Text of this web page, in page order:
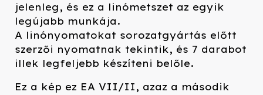
jelenleg, és ez a linómetszet az egyik
legújabb munkája.
A linónyomatokat sorozatgyártás előtt
szerzői nyomatnak tekintik, és 7 darabot
illek legfeljebb készíteni belőle.
Ez a kép ez EA VII/II, azaz a második